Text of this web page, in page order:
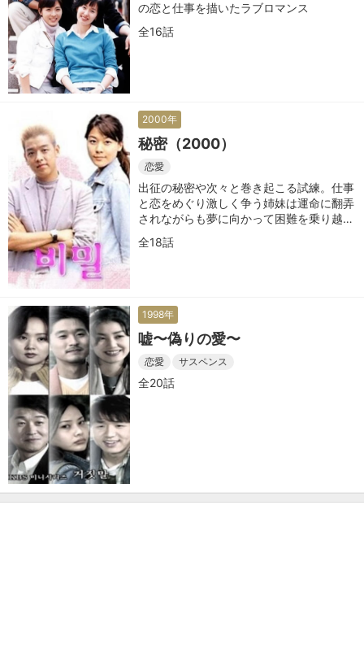
の恋と仕事を描いたラブロマンス
全16話
2000年
秘密（2000）
恋愛
出征の秘密や次々と巻き起こる試練。仕事
と恋をめぐり激しく争う姉妹は運命に翻弄
されながらも夢に向かって困難を乗り越え
ていく
全18話
1998年
嘘〜偽りの愛〜
恋愛 サスペンス
全20話